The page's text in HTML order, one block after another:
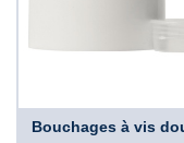
Bouchages à vis